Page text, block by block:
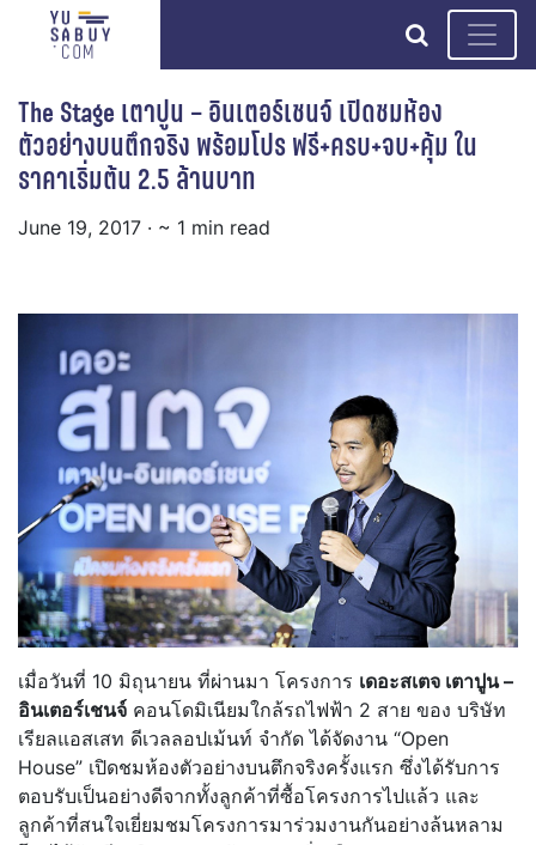
search
The Stage เตาปูน – อินเตอร์เชนจ์ เปิดชมห้อง
ตัวอย่างบนตึกจริง พร้อมโปร ฟรี+ครบ+จบ+คุ้ม ใน
ราคาเริ่มต้น 2.5 ล้านบาท
June 19, 2017 · ~ 1 min read
เมื่อวันที่ 10 มิถุนายน ที่ผ่านมา โครงการ เดอะสเตจ เตาปูน –
อินเตอร์เชนจ์ คอนโดมิเนียมใกล้รถไฟฟ้า 2 สาย ของ บริษัท
เรียลแอสเสท ดีเวลลอปเม้นท์ จำกัด ได้จัดงาน “Open
House” เปิดชมห้องตัวอย่างบนตึกจริงครั้งแรก ซึ่งได้รับการ
ตอบรับเป็นอย่างดีจากทั้งลูกค้าที่ซื้อโครงการไปแล้ว และ
ลูกค้าที่สนใจเยี่ยมชมโครงการมาร่วมงานกันอย่างล้นหลาม